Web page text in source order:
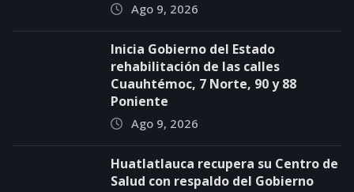
Ago 9, 2026
Inicia Gobierno del Estado
rehabilitación de las calles
Cuauhtémoc, 7 Norte, 90 y 88
Poniente
Ago 9, 2026
Huatlatlauca recupera su Centro de
Salud con respaldo del Gobierno